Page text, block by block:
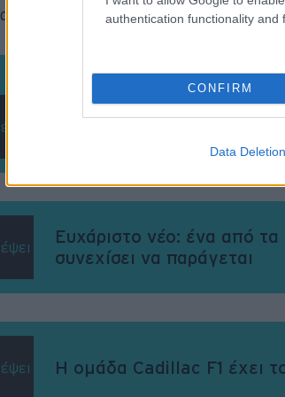
authentication functionality and
CONFIRM
Data Deletion
και την προκαταβολή του.
Στην Ελλάδα το Fiat
Ευχάριστο νέο: ένα από
συνεχίσει να παράγεται
H ομάδα Cadillac F1 έχει